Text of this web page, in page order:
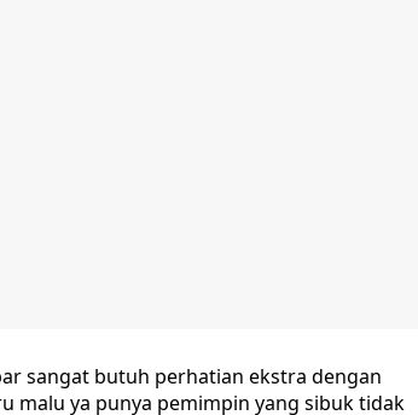
sangat butuh perhatian ekstra dengan
malu ya punya pemimpin yang sibuk tidak